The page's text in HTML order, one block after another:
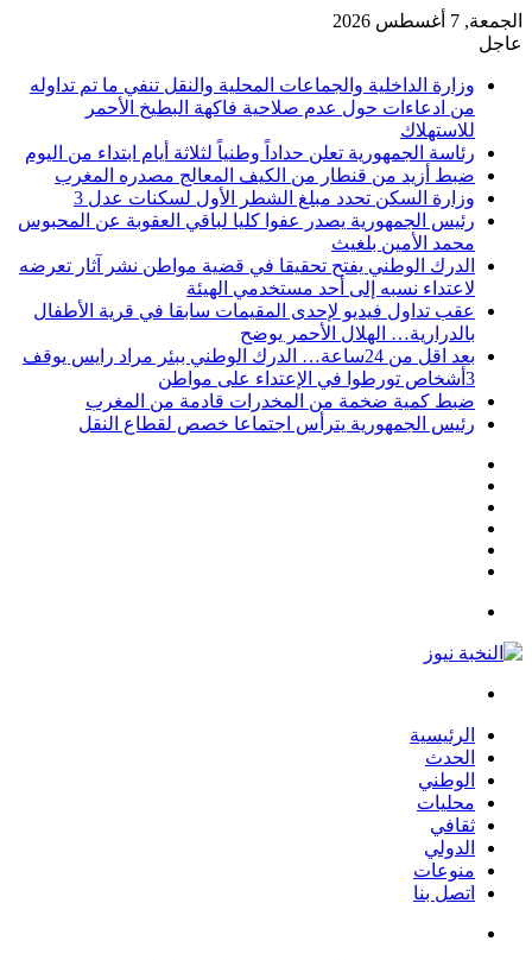
الجمعة, 7 أغسطس 2026
عاجل
وزارة الداخلية والجماعات المحلية والنقل تنفي ما تم تداوله
من ادعاءات حول عدم صلاحية فاكهة البطيخ الأحمر
للاستهلاك
رئاسة الجمهورية تعلن حداداً وطنياً لثلاثة أيام ابتداء من اليوم
ضبط أزيد من قنطار من الكيف المعالج مصدره المغرب
وزارة السكن تحدد مبلغ الشطر الأول لسكنات عدل 3
رئيس الجمهورية يصدر عفوا كليا لباقي العقوبة عن المحبوس
محمد الأمين بلغيث
الدرك الوطني يفتح تحقيقا في قضية مواطن نشر آثار تعرضه
لاعتداء نسبه إلى أحد مستخدمي الهيئة
عقب تداول فيديو لإحدى المقيمات سابقا في قرية الأطفال
بالدرارية… الهلال الأحمر يوضح
بعد اقل من 24ساعة… الدرك الوطني ببئر مراد رايس يوقف
3أشخاص تورطوا في الإعتداء على مواطن
ضبط كمية ضخمة من المخدرات قادمة من المغرب
رئيس الجمهورية يترأس اجتماعا خصص لقطاع النقل
الرئيسية
الحدث
الوطني
محليات
ثقافي
الدولي
منوعات
اتصل بنا